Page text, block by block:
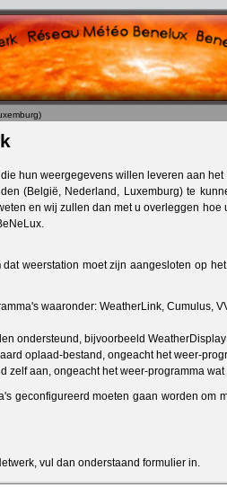
hun weergegevens willen leveren aan
(België, Nederland, Luxemburg) te
en wij zullen dan met u overleggen hoe
dat weerstation moet zijn aangesloten op
waaronder: WeatherLink, Cumulus,
ondersteund, bijvoorbeeld
oplaad-bestand, ongeacht het weer-
zelf aan, ongeacht het weer-programma
geconfigureerd moeten gaan worden om
vul dan onderstaand formulier in.